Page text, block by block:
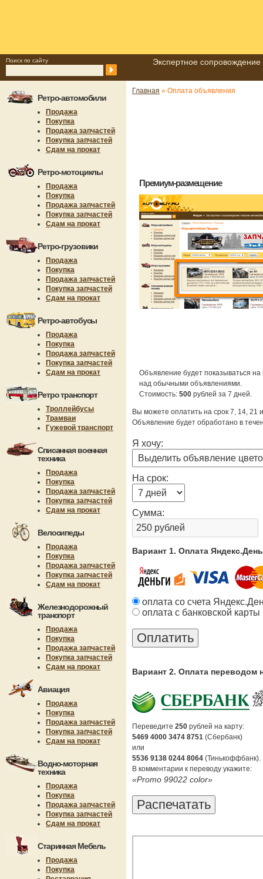
Поиск по сайту Экспертное
Ретро-автомобили
Продажа
Покупка
Продажа запчастей
Покупка запчастей
Сдам на прокат
Ретро-мотоциклы
Продажа
Покупка
Продажа запчастей
Покупка запчастей
Сдам на прокат
Ретро-грузовики
Продажа
Покупка
Продажа запчастей
Покупка запчастей
Сдам на прокат
Ретро-автобусы
Продажа
Покупка
Продажа запчастей
Покупка запчастей
Сдам на прокат
Ретро транспорт
Троллейбусы
Трамваи
Гужевой транспорт
Списанная военная
техника
Продажа
Покупка
Продажа запчастей
Покупка запчастей
Сдам на прокат
Велосипеды
Продажа
Покупка
Продажа запчастей
Покупка запчастей
Сдам на прокат
Железнодорожный
транспорт
Продажа
Покупка
Продажа запчастей
Покупка запчастей
Сдам на прокат
Авиация
Продажа
Покупка
Продажа запчастей
Покупка запчастей
Сдам на прокат
Водно-моторная
техника
Продажа
Покупка
Продажа запчастей
Покупка запчастей
Сдам на прокат
Старинная Мебель
Продажа
Покупка
Главная » Оплата объявления
Премиум-размещение
Объявление будет показываться
над обычными объявлениями.
Стоимость: 500 рублей за 7 дней.
Вы можете оплатить на срок 7, 14, 21
Объявление будет обработано в
Я хочу:
На срок:
Сумма:
Вариант 1. Оплата
оплата со счета
оплата с банковской карты
Вариант 2. Оплата переводом
Переведите 250 рублей на карту:
5469 4000 3474 8751 (Сбербанк)
или
5536 9138 0244 8064 (Тинькоффбанк).
В комментарии к переводу укажите:
«Promo 99022 color»